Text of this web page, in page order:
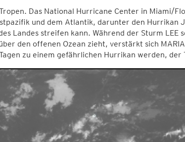
Das National Hurricane Center in Miami/
und dem Atlantik, darunter den Hurrikan
Landes streifen kann. Während der Sturm LEE
den offenen Ozean zieht, verstärkt sich
zu einem gefährlichen Hurrikan werden,